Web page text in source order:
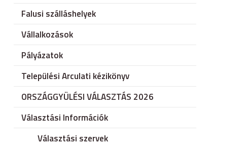
Falusi szálláshelyek
Vállalkozások
Pályázatok
Települési Arculati kézikönyv
ORSZÁGGYÜLÉSI VÁLASZTÁS 2026
Választási Információk
Választási szervek